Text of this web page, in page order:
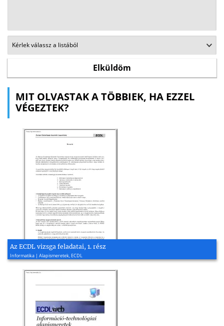
MIT OLVASTAK A TÖBBIEK, HA EZZEL
VÉGEZTEK?
Az ECDL vizsga feladatai, 1. rész
Informatika | Alapismeretek, ECDL